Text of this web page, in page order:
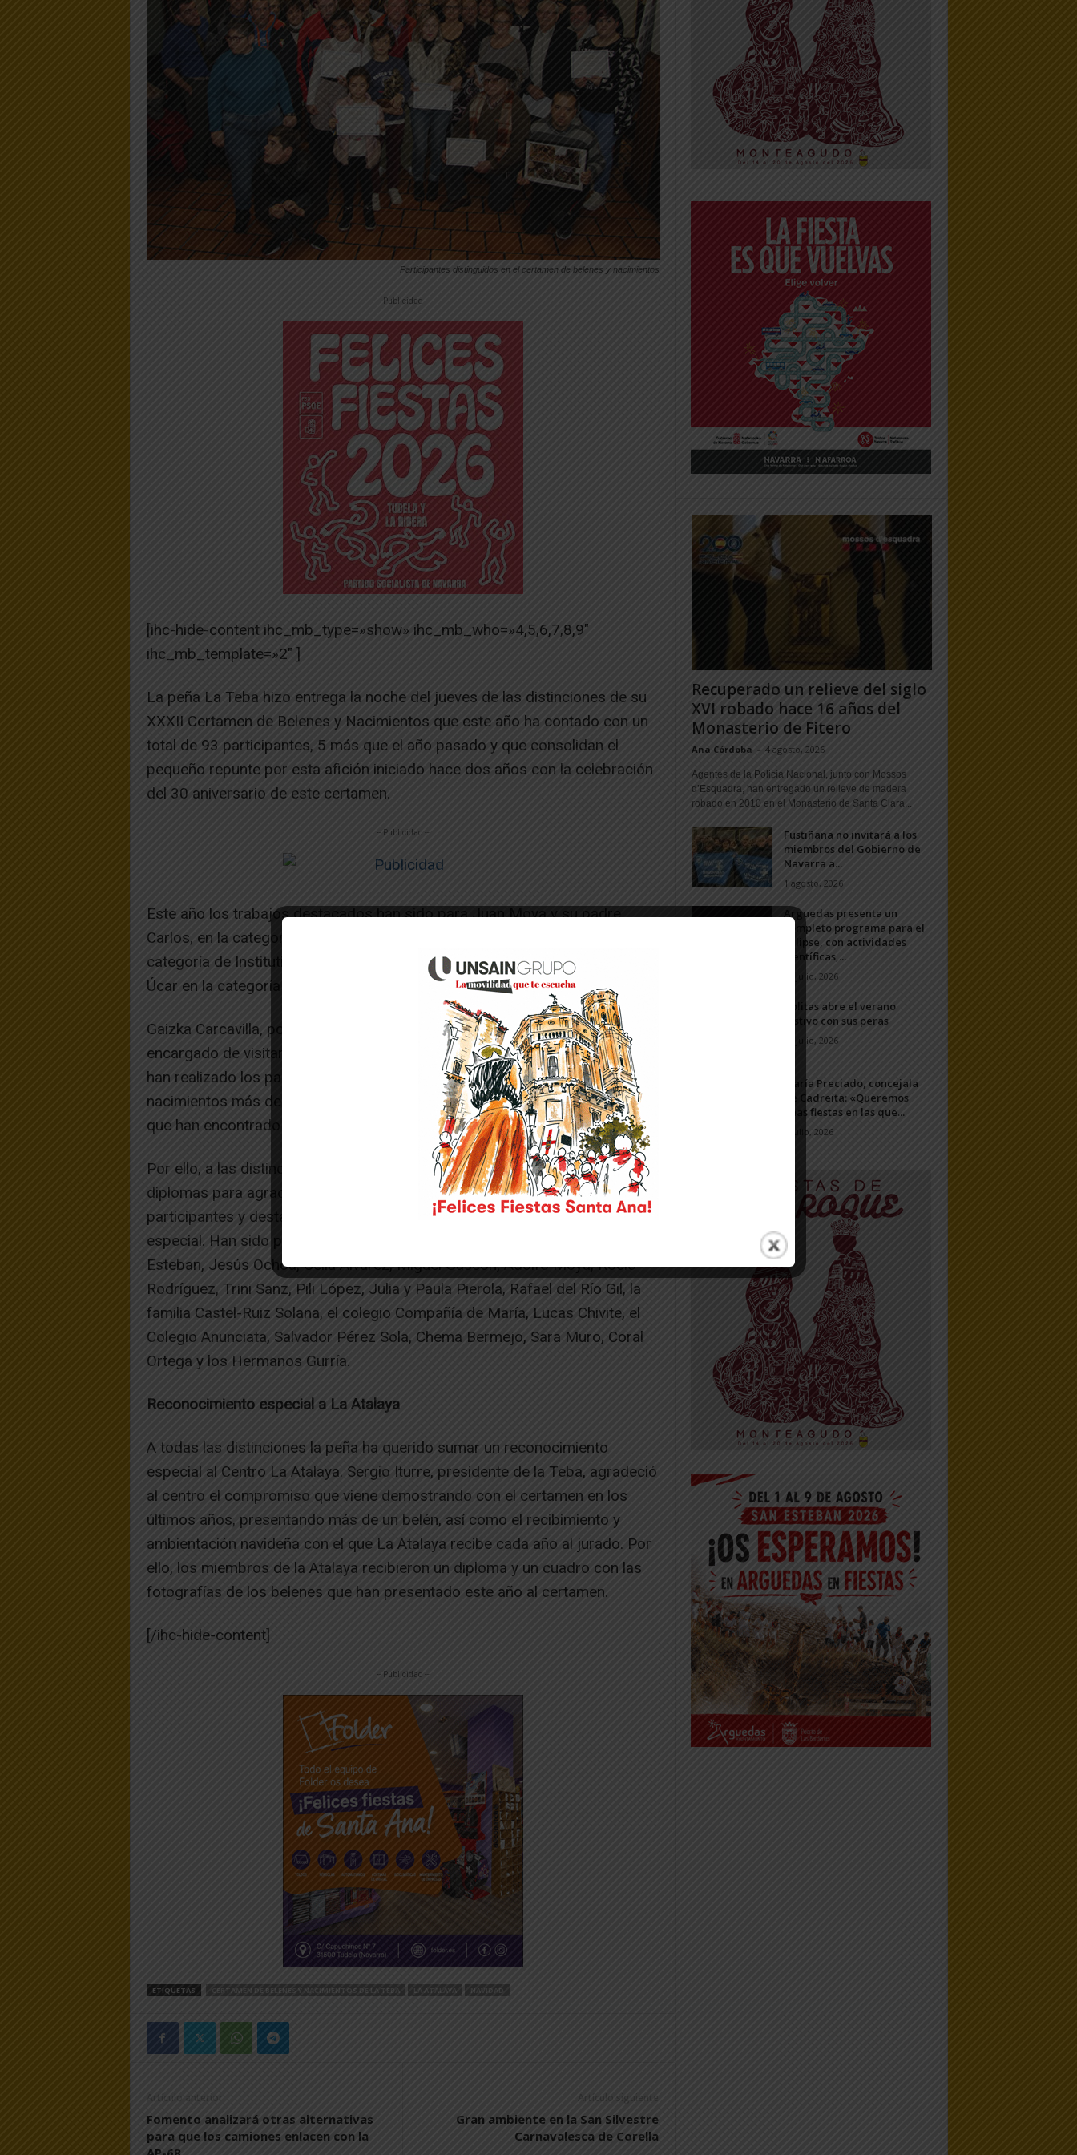
Participantes distinguidos en el certamen de belenes y nacimientos
-- Publicidad --
[ihc-hide-content ihc_mb_type=»show» ihc_mb_who=»4,5,6,7,8,9″
ihc_mb_template=»2″ ]
La peña La Teba hizo entrega la noche del jueves de las distinciones de su
XXXII Certamen de Belenes y Nacimientos que este año ha contado con un
total de 93 participantes, 5 más que el año pasado y que consolidan el
pequeño repunte por esta afición iniciado hace dos años con la celebración
del 30 aniversario de este certamen.
-- Publicidad --
Este año los trabajos destacados han sido para Juan Moya y su padre,
Carlos, en la categoría de Belén Infantil; el Colegio Público Griseras, en el
categoría de Instituticiones; y, ex aequo para Mª Jesús Jiménez y Carlos
Úcar en la categoría de belén individual.
Gaizka Carcavilla, portavoz del jurado de la peña que este año se ha
encargado de visitar los belenes, destacó que las diferentes creaciones que
han realizado los participantes han hecho difícil la elección de los
nacimientos más destacados pero resaltó, sobre todo, la ilusión y ganas
que han encontrado en los participantes.
Por ello, a las distinciones habituales, la peña ha sumado la concesión de 21
diplomas para agradecer la labor que desarrollan muchos de los
participantes y destacar aquellos trabajos que han aportado algún detalle
especial. Han sido para la Real Casa de Misericordia, Paco Cascán, Berni
Esteban, Jesús Ochoa, Celia Álvarez, Miguel Gascón, Adolfo Moya, Rocío
Rodríguez, Trini Sanz, Pili López, Julia y Paula Pierola, Rafael del Río Gil, la
familia Castel-Ruiz Solana, el colegio Compañía de María, Lucas Chivite, el
Colegio Anunciata, Salvador Pérez Sola, Chema Bermejo, Sara Muro, Coral
Ortega y los Hermanos Gurría.
Reconocimiento especial a La Atalaya
A todas las distinciones la peña ha querido sumar un reconocimiento
especial al Centro La Atalaya. Sergio Iturre, presidente de la Teba, agradeció
al centro el compromiso que viene demostrando con el certamen en los
últimos años, presentando más de un belén, así como el recibimiento y
ambientación navideña con el que La Atalaya recibe cada año al jurado. Por
ello, los miembros de la Atalaya recibieron un diploma y un cuadro con las
fotografías de los belenes que han presentado este año al certamen.
[/ihc-hide-content]
-- Publicidad --
ETIQUETAS CERTAMEN DE BELENES Y NACIMIENTOS DE LA TEBA LA ATALAYA NAVIDAD
Artículo anterior
Fomento analizará otras alternativas
para que los camiones enlacen con la
Artículo siguiente
Gran ambiente en la San Silvestre
Carnavalesca de Corella
Recuperado un relieve del siglo
XVI robado hace 16 años del
Monasterio de Fitero
Ana Córdoba - 4 agosto, 2026
Agentes de la Policía Nacional, junto con Mossos
d’Esquadra, han entregado un relieve de madera
robado en 2010 en el Monasterio de Santa Clara...
Fustiñana no invitará a los
miembros del Gobierno de
Navarra a...
1 agosto, 2026
Arguedas presenta un
completo programa para el
eclipse, con actividades
científicas,...
20 julio, 2026
Ablitas abre el verano
festivo con sus peras
11 julio, 2026
María Preciado, concejala
de Cadreita: «Queremos
unas fiestas en las que...
7 julio, 2026